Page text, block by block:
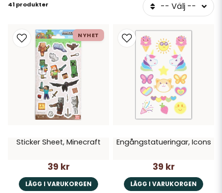
41 produkter -- Välj --
Sticker Sheet, Minecraft
39 kr
LÄGG I VARUKORGEN
NYHET
Engångstatueringar, Icons
39 kr
LÄGG I VARUKORGEN